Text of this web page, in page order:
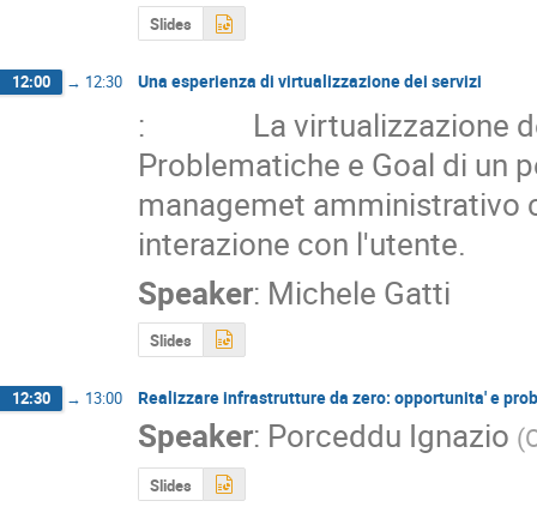
Slides
12:00 → 12:30 Una esperienza di virtualizzazione dei servizi
:               La virtualizzazione
Problematiche e Goal di un
managemet amministrativo
interazione con l'utente.
Speaker: Michele Gatti
Slides
12:30 → 13:00 Realizzare infrastrutture da zero: opportunita' e
Speaker: Porceddu Ignazio (
Slides